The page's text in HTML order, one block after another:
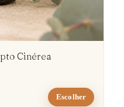
Cinérea
Escolher